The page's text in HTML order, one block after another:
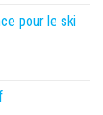
pour le ski